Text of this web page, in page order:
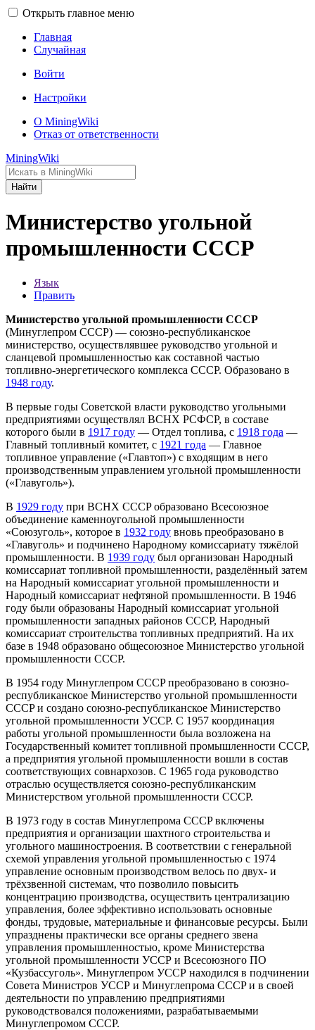
Открыть главное меню
Главная
Случайная
Войти
Настройки
О MiningWiki
Отказ от ответственности
MiningWiki
Найти
Министерство угольной
промышленности СССР
Язык
Править
Министерство угольной промышленности СССР
(Минуглепром CCCP) — союзно-республиканское
министерство, осуществлявшее руководство угольной и
сланцевой промышленностью как составной частью
топливно-энергетического комплекса CCCP. Образовано в
1948 году.
В первые годы Советской власти руководство угольными
предприятиями осуществлял BCHX РСФСР, в составе
которого были в 1917 году — Отдел топлива, с 1918 года —
Главный топливный комитет, с 1921 года — Главное
топливное управление («Главтоп») с входящим в него
производственным управлением угольной промышленности
(«Главуголь»).
В 1929 году при BCHX CCCP образовано Всесоюзное
объединение каменноугольной промышленности
«Союзуголь», которое в 1932 году вновь преобразовано в
«Главуголь» и подчинено Народному комиссариату тяжёлой
промышленности. В 1939 году был организован Народный
комиссариат топливной промышленности, разделённый затем
на Народный комиссариат угольной промышленности и
Народный комиссариат нефтяной промышленности. В 1946
году были образованы Народный комиссариат угольной
промышленности западных районов CCCP, Народный
комиссариат строительства топливных предприятий. На их
базе в 1948 образовано общесоюзное Министерство угольной
промышленности CCCP.
В 1954 году Минуглепром CCCP преобразовано в союзно-
республиканское Министерство угольной промышленности
CCCP и создано союзно-республиканское Министерство
угольной промышленности УССР. С 1957 координация
работы угольной промышленности была возложена на
Государственный комитет топливной промышленности CCCP,
а предприятия угольной промышленности вошли в состав
соответствующих совнархозов. С 1965 года руководство
отраслью осуществляется союзно-республиканским
Министерством угольной промышленности CCCP.
В 1973 году в состав Минуглепрома CCCP включены
предприятия и организации шахтного строительства и
угольного машиностроения. В соответствии с генеральной
схемой управления угольной промышленностью с 1974
управление основным производством велось по двух- и
трёхзвенной системам, что позволило повысить
концентрацию производства, осуществить централизацию
управления, более эффективно использовать основные
фонды, трудовые, материальные и финансовые ресурсы. Были
упразднены практически все органы среднего звена
управления промышленностью, кроме Министерства
угольной промышленности УССР и Всесоюзного ПО
«Кузбассуголь». Минуглепром УССР находился в подчинении
Совета Министров УССР и Минуглепрома CCCP и в своей
деятельности по управлению предприятиями
руководствовался положениями, разрабатываемыми
Минуглепромом CCCP.